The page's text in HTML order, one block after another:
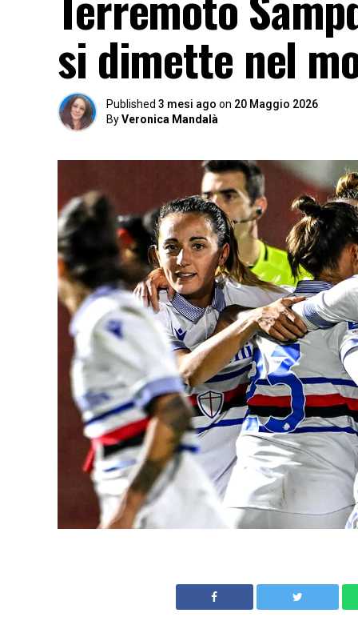
si dimette nel
Published 3 mesi ago on 20 Maggio 2026
ByVeronica Mandalà